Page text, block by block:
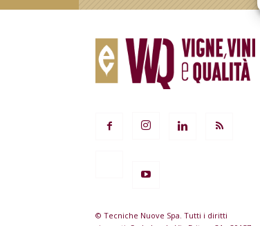
© Tecniche Nuove Spa. Tutti i diritti